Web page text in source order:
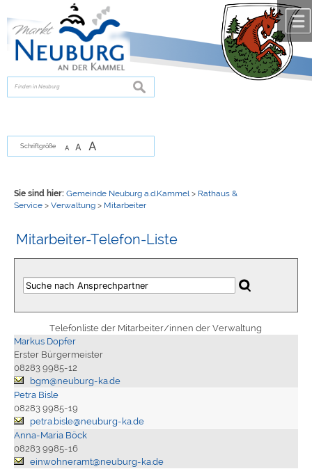
zur Navigationoder
springen.
suchen
Schriftgröße A A A
Sie sind hier: Gemeinde Neuburg a.d.Kammel > Rathaus &
Service> Verwaltung> Mitarbeiter
Mitarbeiter-Telefon-Liste
Telefonliste der Mitarbeiter/innen der Verwaltung
Markus Dopfer
Erster Bürgermeister
08283 9985-12
bgm@neuburg-ka.de
Petra Bisle
08283 9985-19
petra.bisle@neuburg-ka.de
Anna-Maria Böck
08283 9985-16
einwohneramt@neuburg-ka.de